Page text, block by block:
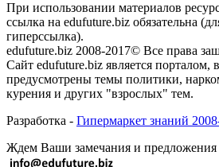
При использовании материалов
ссылка на edufuture.biz обязательна
гиперссылка).
edufuture.biz 2008-2017© Все права
Сайт edufuture.biz является порталом,
предусмотрены темы политики,
курения и других "взрослых" тем.
Разработка - Гипермаркет знаний
Ждем Ваши замечания и предложения